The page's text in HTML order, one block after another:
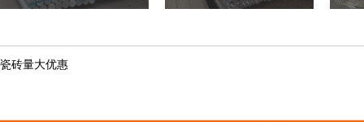
瓷砖量大优惠